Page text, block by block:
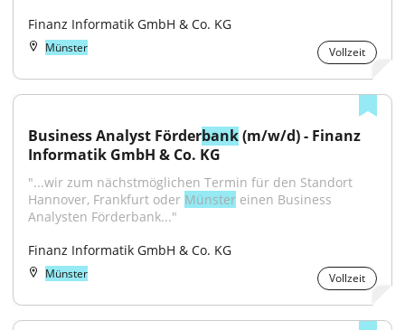
Finanz Informatik GmbH & Co. KG
Münster Vollzeit
Business Analyst Förderbank (m/w/d) - Finanz
Informatik GmbH & Co. KG
"...wir zum nächstmöglichen Termin für den Standort
Hannover, Frankfurt oder Münster einen Business
Analysten Förderbank..."
Finanz Informatik GmbH & Co. KG
Münster Vollzeit